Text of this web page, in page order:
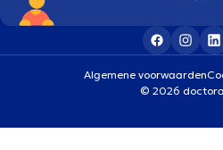
Algemene voorwaarden
© 2026